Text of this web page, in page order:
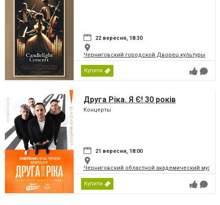
22 вересня, 18:30
Черниговский городской Дворец культуры
Купити
Друга Ріка. Я Є! 30 років
Концерты
21 вересня, 18:00
Черниговский областной академический
Купити